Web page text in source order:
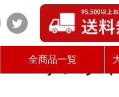
全商品一覧
、香りを引き出すコツは火
パリング